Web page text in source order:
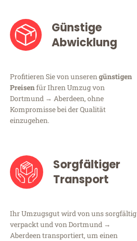
Günstige
Abwicklung
Profitieren Sie von unserengünstigen
Preisenfür Ihren Umzug von
Dortmund → Aberdeen, ohne
Kompromisse bei der Qualität
einzugehen.
Sorgfältiger
Transport
Ihr Umzugsgut wird von uns sorgfältig
verpackt und von Dortmund →
Aberdeen transportiert, um einen